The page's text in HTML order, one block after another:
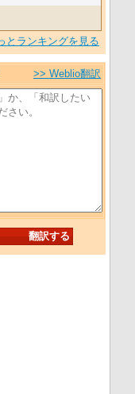
とランキングを見る
>> Weblio翻訳